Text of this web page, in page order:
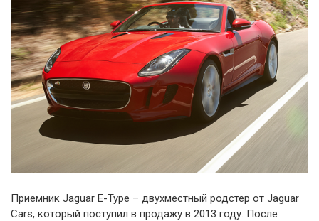
Приемник Jaguar E-Type – двухместный родстер от Jaguar
Cars, который поступил в продажу в 2013 году. После